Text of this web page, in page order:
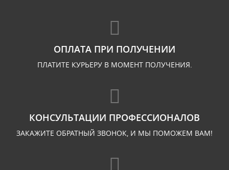
ОПЛАТА ПРИ ПОЛУЧЕНИИ
ПЛАТИТЕ КУРЬЕРУ В МОМЕНТ ПОЛУЧЕНИЯ.
КОНСУЛЬТАЦИИ ПРОФЕССИОНАЛОВ
ЗАКАЖИТЕ ОБРАТНЫЙ ЗВОНОК, И МЫ ПОМОЖЕМ ВАМ!